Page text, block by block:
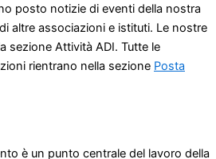
posto notizie di eventi della nostra
altre associazioni e istituti. Le nostre
sezione Attività ADI. Tutte le
rientrano nella sezione Posta
è un punto centrale del lavoro della